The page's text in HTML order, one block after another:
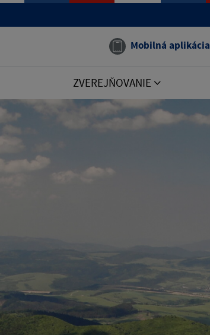
Mobilná aplikácia
ZVEREJŇOVANIE